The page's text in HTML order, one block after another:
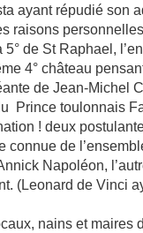
ayant répudié son
raisons
de St Raphael,
4° château
de Jean-Michel
Prince toulonnais
! deux
connue de
Napoléon,
(Leonard de Vinci
nains et maires